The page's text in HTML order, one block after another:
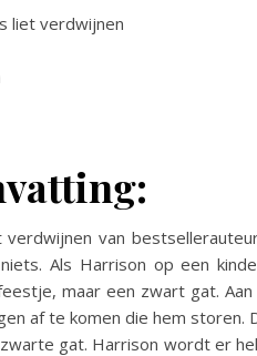
liet verdwijnen
van
Als Harrison op een
maar een zwart gat.
af te komen die hem
gat. Harrison wordt er